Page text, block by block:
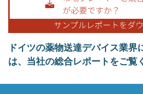
ドイツの薬物送達デバイス業界
は、当社の総合レポートをご覧